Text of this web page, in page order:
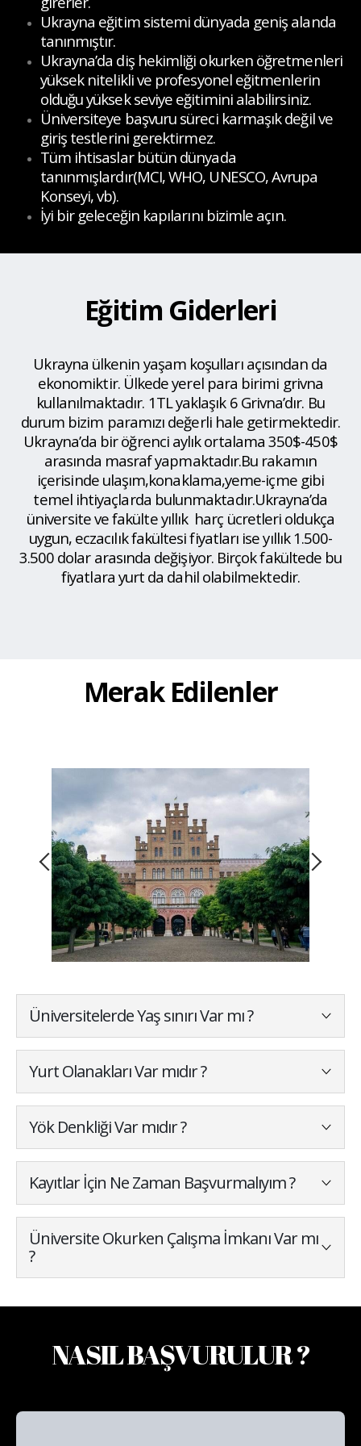
Ukrayna eğitim sistemi dünyada geniş alanda
tanınmıştır.
Ukrayna’da diş hekimliği okurken öğretmenleri
yüksek nitelikli ve profesyonel eğitmenlerin
olduğu yüksek seviye eğitimini alabilirsiniz.
Üniversiteye başvuru süreci karmaşık değil ve
giriş testlerini gerektirmez.
Tüm ihtisaslar bütün dünyada
tanınmışlardır(MCI, WHO, UNESCO, Avrupa
Konseyi, vb).
İyi bir geleceğin kapılarını bizimle açın.
Eğitim Giderleri
Ukrayna ülkenin yaşam koşulları açısından da
ekonomiktir. Ülkede yerel para birimi grivna
kullanılmaktadır. 1TL yaklaşık 6 Grivna’dır. Bu
durum bizim paramızı değerli hale getirmektedir.
Ukrayna’da bir öğrenci aylık ortalama 350$-450$
arasında masraf yapmaktadır.Bu rakamın
içerisinde ulaşım,konaklama,yeme-içme gibi
temel ihtiyaçlarda bulunmaktadır.Ukrayna’da
üniversite ve fakülte yıllık harç ücretleri oldukça
uygun, eczacılık fakültesi fiyatları ise yıllık 1.500-
3.500 dolar arasında değişiyor. Birçok fakültede bu
fiyatlara yurt da dahil olabilmektedir.
Merak Edilenler
Üniversitelerde Yaş sınırı Var mı ?
Yurt Olanakları Var mıdır ?
Yök Denkliği Var mıdır ?
Kayıtlar İçin Ne Zaman Başvurmalıyım ?
Üniversite Okurken Çalışma İmkanı Var mı
?
NASIL BAŞVURULUR ?